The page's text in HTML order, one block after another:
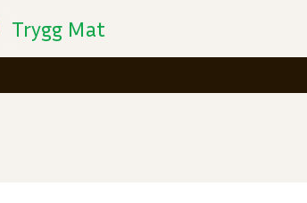
Trygg Mat